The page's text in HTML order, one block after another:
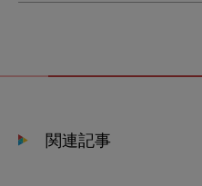
関連記事